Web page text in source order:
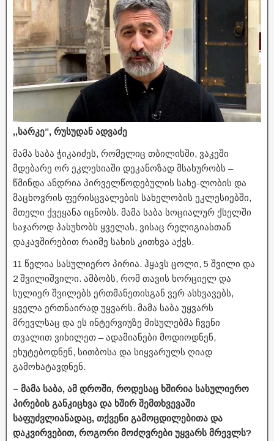
,,სარკე”, რუსუდან ადვაძე
მამა საბა ჭიკაიძეს, რომელიც თბილისში, ვაკეში
მდებარე ორ ეკლესიაში დეკანოზად მსახურობს –
წმინდა ანდრია პირველწოდებულის სახე-ლობის და
მაცხოვრის ფერისცვალების სახელობის ეკლესიებში,
მთელი ქვეყანა იცნობს. მამა საბა სოციალურ ქსელში
საჯაროდ პასუხობს ყველას, ვისაც რელიგიასთან
დაკავშირებით რაიმე სახის კითხვა აქვს.
11 წელია სასულიერო პირია. ჰყავს ცოლი, 5 შვილი და
2 შვილიშვილი. ამბობს, რომ თავის ხორციელ და
სულიერ შვილებს ერთმანეთისგან ვერ ასხვავებს,
ყველა ერთნაირად უყვარს. მამა საბა უყვარს
მრევლსაც და ეს ინტერვიუზე მისულებმა ჩვენი
თვალით ვიხილეთ – ადამიანები მოდიოდნენ,
ეხუტებოდნენ, სითბოსა და სიყვარულს ღიად
გამოხატავდნენ.
– მამა საბა, ამ დროში, როდესაც ხშირია სასულიერო
პირების განკიცხვა და ხშირ შემთხვევაში
საფუძვლიანადაც, თქვენი გამოცდილებითა და
დაკვირვებით, როგორი მოძღვრები უყვარს მრევლს?